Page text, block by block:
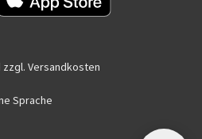
zzgl. Versandkosten
Sprache